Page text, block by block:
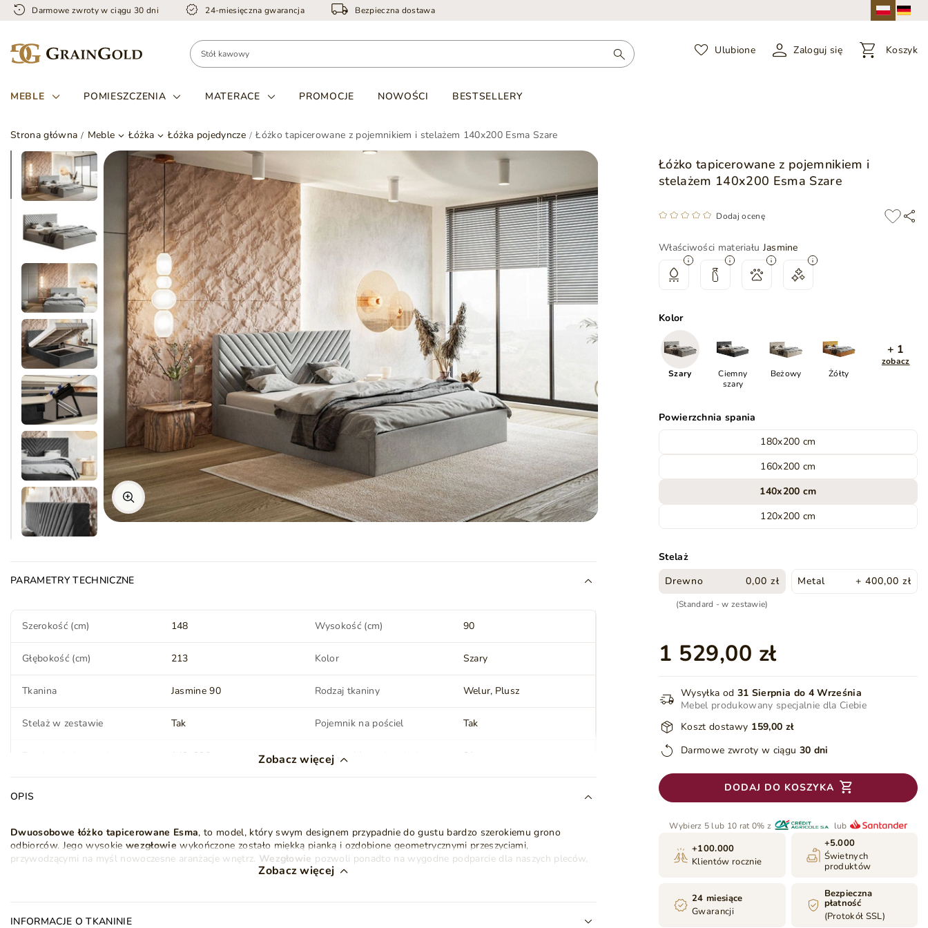
Darmowe zwroty w ciągu 30 dni 24-miesięczna gwarancja Bezpieczna dostawa
Ulubione Zaloguj się Koszyk
MEBLE POMIESZCZENIA MATERACE PROMOCJE NOWOŚCI BESTSELLERY
Strona główna Meble Łóżka Łóżka pojedyncze Łóżko tapicerowane z pojemnikiem i stelażem 140x200 Esma Szare
Łóżko tapicerowane z pojemnikiem i
stelażem 140x200 Esma Szare
Dodaj ocenę
Właściwości materiału Jasmine
Kolor
Szary
Ciemny
szary
Beżowy Żółty
+ 1
zobacz
Powierzchnia spania
180x200 cm
160x200 cm
140x200 cm
120x200 cm
Stelaż
Drewno
0,00 zł
(Standard - w zestawie)
Metal + 400,00 zł
1 529,00 zł
Wysyłka od 31 Sierpnia do 4 Września
Mebel produkowany specjalnie dla Ciebie
Koszt dostawy 159,00 zł
Darmowe zwroty w ciągu 30 dni
DODAJ DO KOSZYKA
Wybierz 5 lub 10 rat 0% z lub
+100.000
Klientów rocznie
+5.000
Świetnych
produktów
24 miesiące
Gwarancji
Bezpieczna
płatność
(Protokół SSL)
PARAMETRY TECHNICZNE
Szerokość (cm) 148 Wysokość (cm) 90
Głębokość (cm) 213 Kolor Szary
Tkanina Jasmine 90 Rodzaj tkaniny Welur Plusz
Stelaż w zestawie Tak Pojemnik na pościel Tak
140x200 cm
Wysokość powierzchni
spania (cm)
31
Materac
Styl Nowoczesny Klasyczny Montaż
Do samodzielnego
montażu
Waga
Zobacz więcej
OPIS
Dwuosobowe łóżko tapicerowane Esma, to model, który swym designem przypadnie do gustu bardzo szerokiemu grono
odbiorców. Jego wysokie wezgłowie wykończone zostało miękką pianką i ozdobione geometrycznymi przeszyciami,
przywodzącymi na myśl nowoczesne aranżacje wnętrz. Wezgłowie pozwoli ponadto na wygodne podparcie dla naszych pleców,
wysokiej klasy płytą meblową. Nad
Aby uzyskać dostęp do
Zobacz więcej
INFORMACJE O TKANINIE